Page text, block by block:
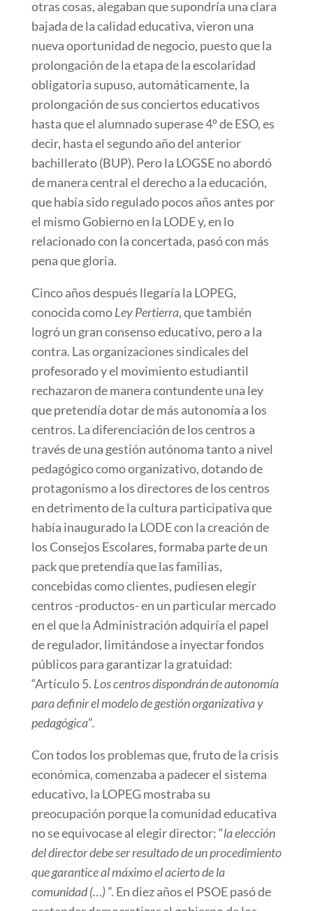
otras cosas, alegaban que supondría una clara
bajada de la calidad educativa, vieron una
nueva oportunidad de negocio, puesto que la
prolongación de la etapa de la escolaridad
obligatoria supuso, automáticamente, la
prolongación de sus conciertos educativos
hasta que el alumnado superase 4º de ESO, es
decir, hasta el segundo año del anterior
bachillerato (BUP). Pero la LOGSE no abordó
de manera central el derecho a la educación,
que había sido regulado pocos años antes por
el mismo Gobierno en la LODE y, en lo
relacionado con la concertada, pasó con más
pena que gloria.
Cinco años después llegaría la LOPEG,
conocida comoLey Pertierra, que también
logró un gran consenso educativo, pero a la
contra. Las organizaciones sindicales del
profesorado y el movimiento estudiantil
rechazaron de manera contundente una ley
que pretendía dotar de más autonomía a los
centros. La diferenciación de los centros a
través de una gestión autónoma tanto a nivel
pedagógico como organizativo, dotando de
protagonismo a los directores de los centros
en detrimento de la cultura participativa que
había inaugurado la LODE con la creación de
los Consejos Escolares, formaba parte de un
pack que pretendía que las familias,
concebidas como clientes, pudiesen elegir
centros -productos- en un particular mercado
en el que la Administración adquiría el papel
de regulador, limitándose a inyectar fondos
públicos para garantizar la gratuidad:
“Artículo 5. Los centros dispondrán de autonomía
para definir el modelo de gestión organizativa y
pedagógica”.
Con todos los problemas que, fruto de la crisis
económica, comenzaba a padecer el sistema
educativo, la LOPEG mostraba su
preocupación porque la comunidad educativa
no se equivocase al elegir director: “la elección
del director debe ser resultado de un procedimiento
que garantice al máximo el acierto de la
comunidad (…)”. En diez años el PSOE pasó de